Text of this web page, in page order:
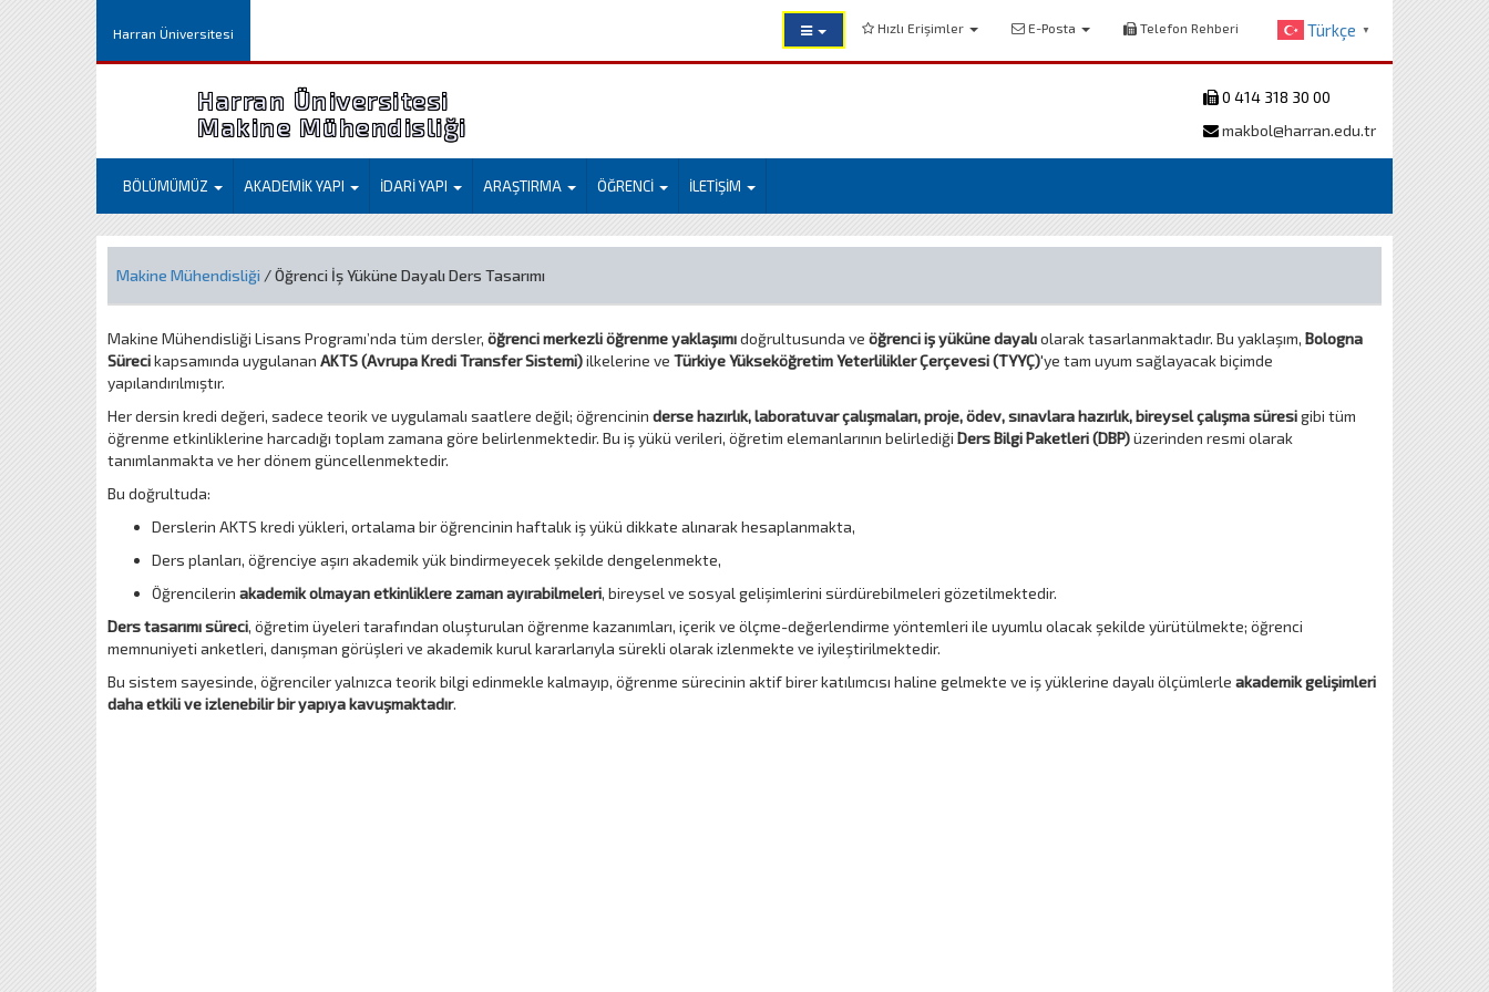
Harran Üniversitesi Hızlı Erişimler E-Posta Telefon Rehberi Türkçe ▼
Harran Üniversitesi
Makine Mühendisliği
0 414 318 30 00
makbol@harran.edu.tr
BÖLÜMÜMÜZ AKADEMİK YAPI İDARİ YAPI ARAŞTIRMA ÖĞRENCİ İLETİŞİM
Makine Mühendisliği / Öğrenci İş Yüküne Dayalı Ders Tasarımı
Makine Mühendisliği Lisans Programı’nda tüm dersler, öğrenci merkezli öğrenme yaklaşımıdoğrultusunda ve öğrenci iş yüküne dayalıolarak tasarlanmaktadır. Bu yaklaşım, Bologna
Sürecikapsamında uygulanan AKTS (Avrupa Kredi Transfer Sistemi)ilkelerine ve Türkiye Yükseköğretim Yeterlilikler Çerçevesi (TYYÇ)'ye tam uyum sağlayacak biçimde
yapılandırılmıştır.
Her dersin kredi değeri, sadece teorik ve uygulamalı saatlere değil; öğrencinin derse hazırlık, laboratuvar çalışmaları, proje, ödev, sınavlara hazırlık, bireysel çalışma süresigibi tüm
öğrenme etkinliklerine harcadığı toplam zamana göre belirlenmektedir. Bu iş yükü verileri, öğretim elemanlarının belirlediği Ders Bilgi Paketleri (DBP)üzerinden resmi olarak
tanımlanmakta ve her dönem güncellenmektedir.
Bu doğrultuda:
Derslerin AKTS kredi yükleri, ortalama bir öğrencinin haftalık iş yükü dikkate alınarak hesaplanmakta,
Ders planları, öğrenciye aşırı akademik yük bindirmeyecek şekilde dengelenmekte,
Öğrencilerin akademik olmayan etkinliklere zaman ayırabilmeleri, bireysel ve sosyal gelişimlerini sürdürebilmeleri gözetilmektedir.
Ders tasarımı süreci, öğretim üyeleri tarafından oluşturulan öğrenme kazanımları, içerik ve ölçme-değerlendirme yöntemleri ile uyumlu olacak şekilde yürütülmekte; öğrenci
memnuniyeti anketleri, danışman görüşleri ve akademik kurul kararlarıyla sürekli olarak izlenmekte ve iyileştirilmektedir.
Bu sistem sayesinde, öğrenciler yalnızca teorik bilgi edinmekle kalmayıp, öğrenme sürecinin aktif birer katılımcısı haline gelmekte ve iş yüklerine dayalı ölçümlerle akademik gelişimleri
daha etkili ve izlenebilir bir yapıya kavuşmaktadır.